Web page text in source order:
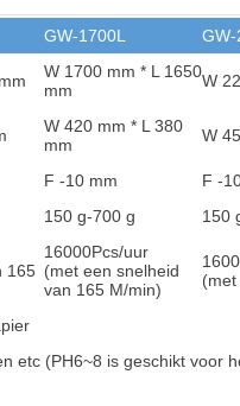
GW-1700L GW-
W 1700 mm * L 1650
mm
W
W 420 mm * L 380
mm
W
F -10 mm
F -
150 g-700 g 150
165
16000Pcs/uur
(met een snelheid
van 165 M/min)
etc (PH6~8 is geschikt voor